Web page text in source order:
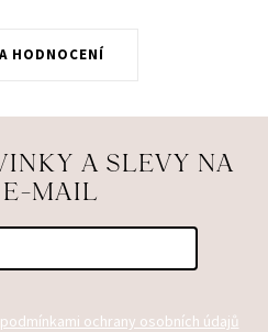
HODNOCENÍ
A SLEVY NA
E-MAIL
podmínkami ochrany osobních údajů